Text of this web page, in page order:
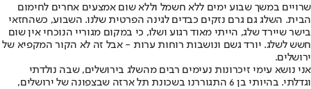
שרויים במשך שבוע ימים ללא חשמל וללא שום אמצעים אחרים לחימום
הבית. השלג גם גרם נזקים כבדים לגינה הפרטית שלנו. השבוע, כשהחזאי
בישר שיירד שלג, הייתי מאוד רגוע ושלו, כי במקום מגוריי הנוכחי אין שום
חשש לשלג. יורד גשם ונושבות רוחות ערות - אבל זה לא הקור המקפיא של
ירושלים.
אני נושא עימי זיכרונות נעימים רבים מהשלג בירושלים, שבה נולדתי
וגדלתי. בהיותי בן 6 התגוררנו בשכונת תל ארזה שבצפונה של ירושלים,